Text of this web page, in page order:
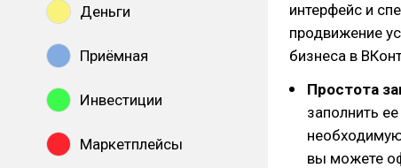
Деньги
Приёмная
Инвестиции
Маркетплейсы
интерфейс и
продвижение
бизнеса в
Простота
заполнить
вы можете